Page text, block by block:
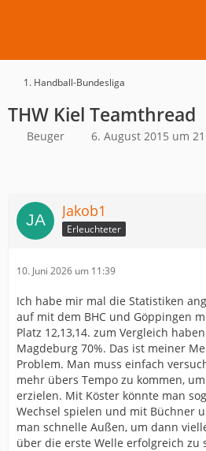
1. Handball-Bundesliga
THW Kiel Teamthread
Beuger 6. August 2015 um
Jakob1
Erleuchteter
10. Juni 2026 um 11:39
Ich habe mir mal die Statistiken
auf mit dem BHC und Göppingen
Platz 12,13,14. zum Vergleich
Magdeburg 70%. Das ist meiner
Problem. Man muss einfach
mehr übers Tempo zu kommen,
erzielen. Mit Köster könnte man
Wechsel spielen und mit Büchner
man schnelle Außen, um dann
über die erste Welle erfolgreich zu